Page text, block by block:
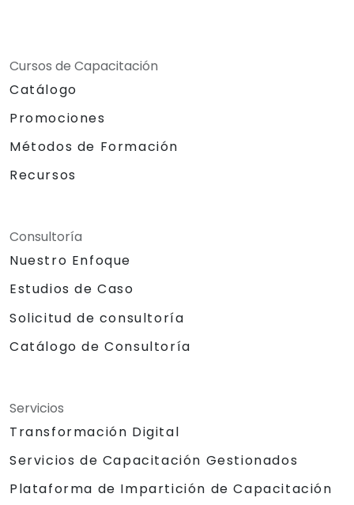
Cursos de Capacitación
Catálogo
Promociones
Métodos de Formación
Recursos
Consultoría
Nuestro Enfoque
Estudios de Caso
Solicitud de consultoría
Catálogo de Consultoría
Servicios
Transformación Digital
Servicios de Capacitación Gestionados
Plataforma de Impartición de Capacitación